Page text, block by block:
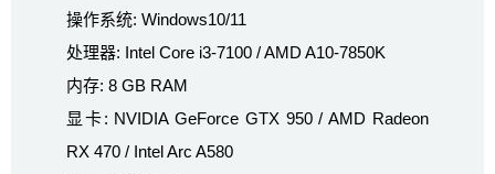
操作系统: Windows10/11
处理器: Intel Core i3-7100 / AMD A10-7850K
内存: 8 GB RAM
显卡: NVIDIA GeForce GTX 950 / AMD Radeon
RX 470 / Intel Arc A580